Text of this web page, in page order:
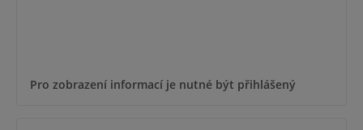
Pro zobrazení informací je nutné být přihlášený